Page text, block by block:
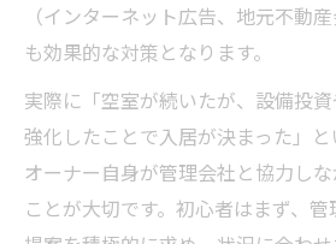
（インターネット広告、地元不動
も効果的な対策となります。
実際に「空室が続いたが、設備投
強化したことで入居が決まった」と
オーナー自身が管理会社と協力し
ことが大切です。初心者はまず、